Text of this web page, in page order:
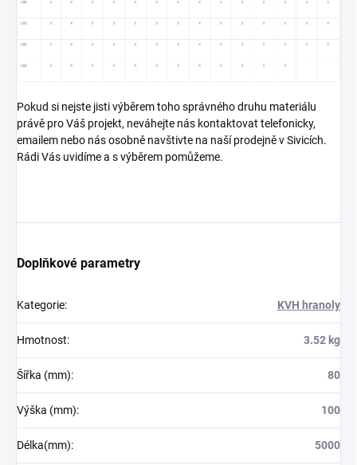
Pokud si nejste jisti výběrem toho správného druhu materiálu
právě pro Váš projekt, neváhejte nás kontaktovat telefonicky,
emailem nebo nás osobně navštivte na naší prodejně v Sivicích.
Rádi Vás uvidíme a s výběrem pomůžeme.
Doplňkové parametry
Kategorie: KVH hranoly
Hmotnost: 3.52 kg
Šířka (mm): 80
Výška (mm): 100
Délka(mm): 5000